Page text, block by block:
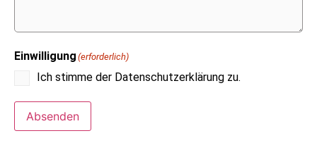
Einwilligung (erforderlich)
Ich stimme der Datenschutzerklärung zu.
Absenden